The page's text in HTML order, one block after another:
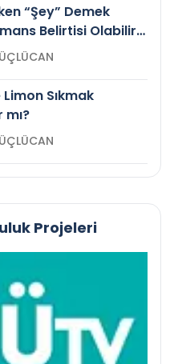
“Şey” Demek
Belirtisi Olabilir
GÜÇLÜCAN
Sıkmak
mı?
GÜÇLÜCAN
Projeleri